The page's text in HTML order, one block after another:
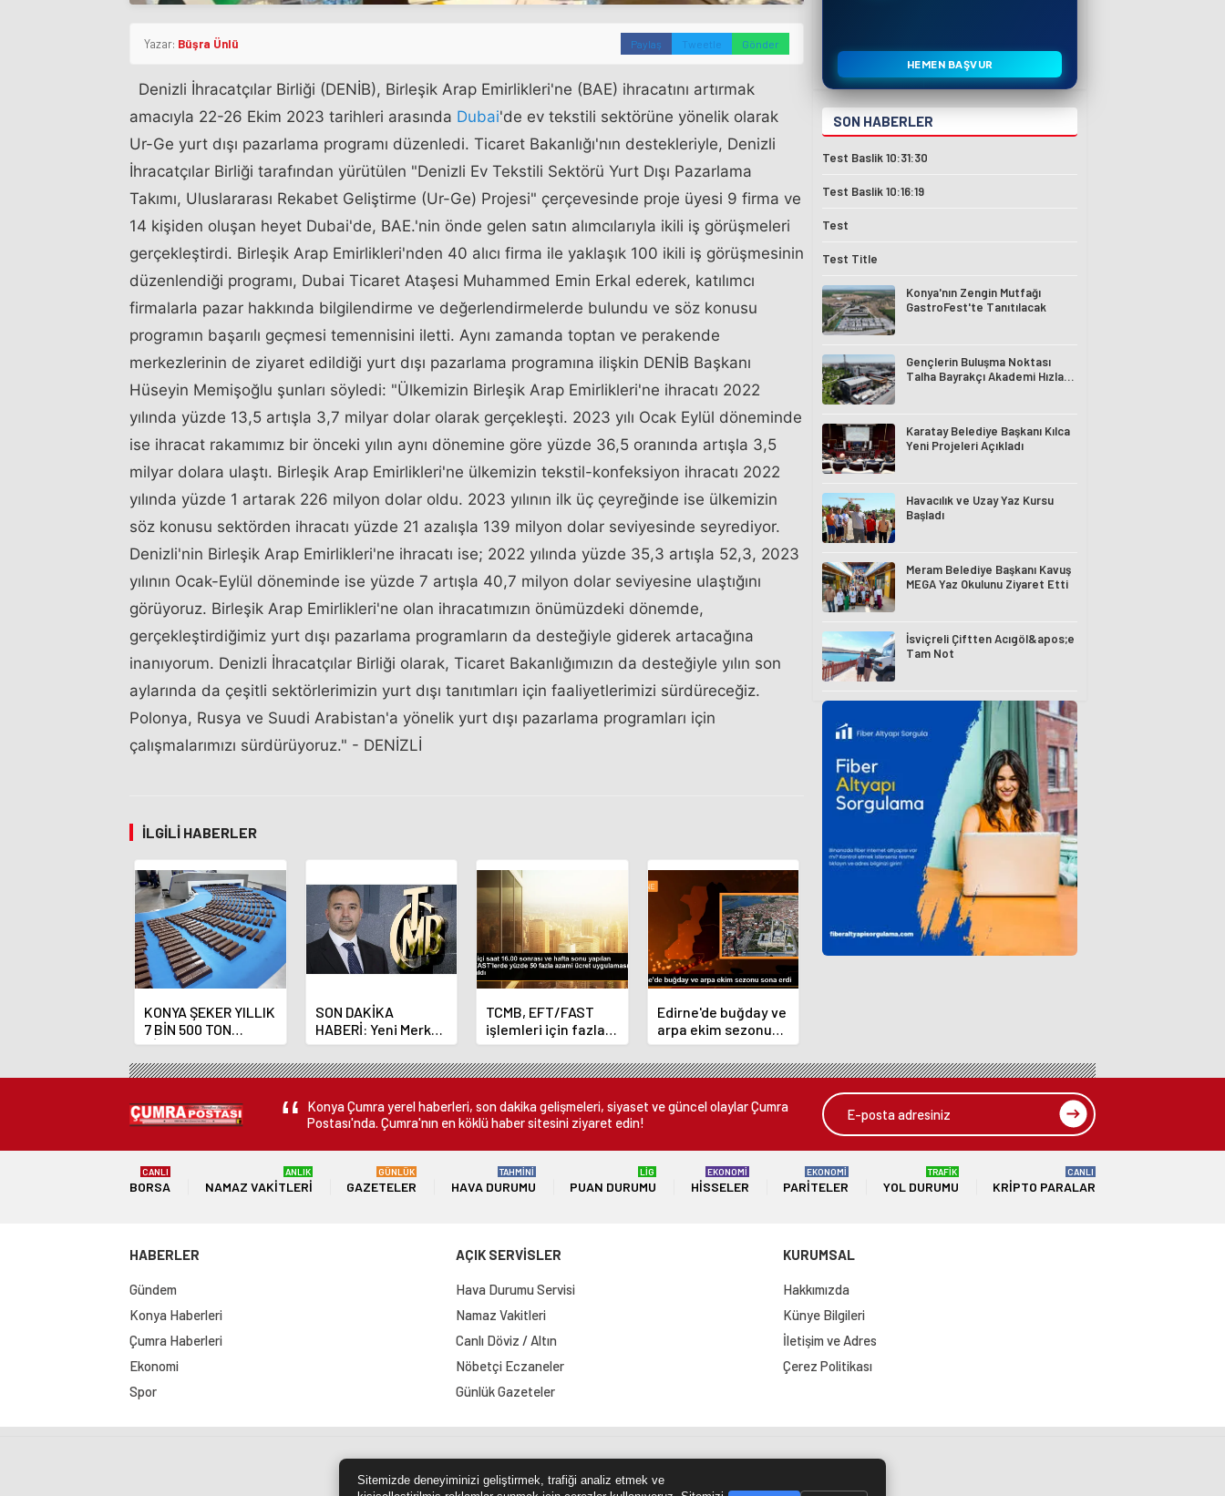
Yazar: Büşra Ünlü Paylaş Tweetle Gönder
Denizli İhracatçılar Birliği (DENİB), Birleşik Arap Emirlikleri'ne (BAE) ihracatını artırmak
amacıyla 22-26 Ekim 2023 tarihleri arasında Dubai'de ev tekstili sektörüne yönelik olarak
Ur-Ge yurt dışı pazarlama programı düzenledi. Ticaret Bakanlığı'nın destekleriyle, Denizli
İhracatçılar Birliği tarafından yürütülen "Denizli Ev Tekstili Sektörü Yurt Dışı Pazarlama
Takımı, Uluslararası Rekabet Geliştirme (Ur-Ge) Projesi" çerçevesinde proje üyesi 9 firma ve
14 kişiden oluşan heyet Dubai'de, BAE.'nin önde gelen satın alımcılarıyla ikili iş görüşmeleri
gerçekleştirdi. Birleşik Arap Emirlikleri'nden 40 alıcı firma ile yaklaşık 100 ikili iş görüşmesinin
düzenlendiği programı, Dubai Ticaret Ataşesi Muhammed Emin Erkal ederek, katılımcı
firmalarla pazar hakkında bilgilendirme ve değerlendirmelerde bulundu ve söz konusu
programın başarılı geçmesi temennisini iletti. Aynı zamanda toptan ve perakende
merkezlerinin de ziyaret edildiği yurt dışı pazarlama programına ilişkin DENİB Başkanı
Hüseyin Memişoğlu şunları söyledi: "Ülkemizin Birleşik Arap Emirlikleri'ne ihracatı 2022
yılında yüzde 13,5 artışla 3,7 milyar dolar olarak gerçekleşti. 2023 yılı Ocak Eylül döneminde
ise ihracat rakamımız bir önceki yılın aynı dönemine göre yüzde 36,5 oranında artışla 3,5
milyar dolara ulaştı. Birleşik Arap Emirlikleri'ne ülkemizin tekstil-konfeksiyon ihracatı 2022
yılında yüzde 1 artarak 226 milyon dolar oldu. 2023 yılının ilk üç çeyreğinde ise ülkemizin
söz konusu sektörden ihracatı yüzde 21 azalışla 139 milyon dolar seviyesinde seyrediyor.
Denizli'nin Birleşik Arap Emirlikleri'ne ihracatı ise; 2022 yılında yüzde 35,3 artışla 52,3, 2023
yılının Ocak-Eylül döneminde ise yüzde 7 artışla 40,7 milyon dolar seviyesine ulaştığını
görüyoruz. Birleşik Arap Emirlikleri'ne olan ihracatımızın önümüzdeki dönemde,
gerçekleştirdiğimiz yurt dışı pazarlama programların da desteğiyle giderek artacağına
inanıyorum. Denizli İhracatçılar Birliği olarak, Ticaret Bakanlığımızın da desteğiyle yılın son
aylarında da çeşitli sektörlerimizin yurt dışı tanıtımları için faaliyetlerimizi sürdüreceğiz.
Polonya, Rusya ve Suudi Arabistan'a yönelik yurt dışı pazarlama programları için
çalışmalarımızı sürdürüyoruz." - DENİZLİ
İLGILI HABERLER
KONYA ŞEKER YILLIK
7 BİN 500 TON
ÇİKOLATALI ÜRÜN
ÜRETİLECEK
SON DAKİKA
HABERİ: Yeni Merkez
Bankası Başkanı
Fatih Karahan oldu
TCMB, EFT/FAST
işlemleri için fazla
ücret uygulamasını
kaldırdı
Edirne'de buğday ve
arpa ekim sezonu
sona erdi
HEMEN BAŞVUR
SON HABERLER
Test Baslik 10:31:30
Test Baslik 10:16:19
Test
Test Title
Konya'nın Zengin Mutfağı
GastroFest'te Tanıtılacak
Gençlerin Buluşma Noktası
Talha Bayrakçı Akademi Hızla
Karatay Belediye Başkanı Kılca
Yeni Projeleri Açıkladı
Havacılık ve Uzay Yaz Kursu
Başladı
Meram Belediye Başkanı Kavuş
MEGA Yaz Okulunu Ziyaret Etti
İsviçreli Çiftten Acıgöl&apos;e
Tam Not
Konya Çumra yerel haberleri, son dakika gelişmeleri, siyaset ve güncel olaylar Çumra
Postası'nda. Çumra'nın en köklü haber sitesini ziyaret edin!
BORSA
CANLI
NAMAZ VAKITLERI
ANLIK
GAZETELER
GÜNLÜK
HAVA DURUMU
TAHMİNİ
PUAN DURUMU
LİG
HISSELER
EKONOMİ
PARITELER
EKONOMİ
YOL DURUMU
TRAFİK
KRIPTO PARALAR
CANLI
HABERLER
Gündem
Konya Haberleri
Çumra Haberleri
Ekonomi
Spor
AÇIK SERVİSLER
Hava Durumu Servisi
Namaz Vakitleri
Canlı Döviz / Altın
Nöbetçi Eczaneler
Günlük Gazeteler
KURUMSAL
Hakkımızda
Künye Bilgileri
İletişim ve Adres
Çerez Politikası
Site Haritası RSS Kaynağı Çumra Postası
Sitemizde deneyiminizi geliştirmek, trafiği analiz etmek ve